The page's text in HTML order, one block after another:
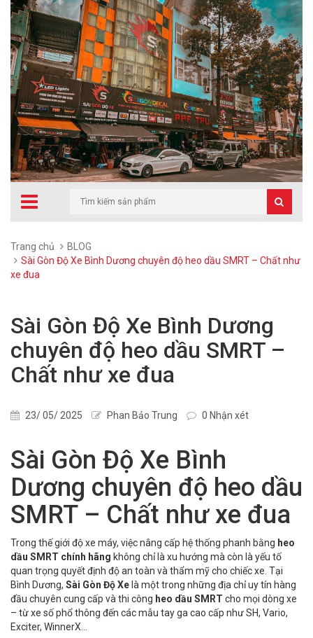
Trang chủ
BLOG
Sài Gòn Độ Xe Bình Dương chuyên độ heo dầu SMRT – Chất như
xe đua
Sài Gòn Độ Xe Bình Dương
chuyên độ heo dầu SMRT –
Chất như xe đua
23/ 05/ 2025 Phan Bảo Trung 0 Nhận xét
Sài Gòn Độ Xe Bình
Dương chuyên độ heo dầu
SMRT – Chất như xe đua
Trong thế giới độ xe máy, việc nâng cấp hệ thống phanh bằng heo
dầu SMRT chính hãng không chỉ là xu hướng mà còn là yếu tố
quan trọng quyết định độ an toàn và thẩm mỹ cho chiếc xe. Tại
Bình Dương, Sài Gòn Độ Xelà một trong những địa chỉ uy tín hàng
đầu chuyên cung cấp và thi công heo dầu SMRT cho mọi dòng xe
– từ xe số phổ thông đến các mẫu tay ga cao cấp như SH, Vario,
Exciter, WinnerX...